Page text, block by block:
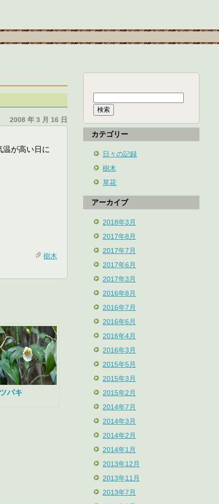
2008 年 3 月 16 日
が高い日に
樹木
バキ
カテゴリー
日々の記録
樹木
草花
アーカイブ
2018年3月
2017年8月
2017年7月
2017年6月
2017年3月
2016年8月
2016年7月
2016年6月
2016年4月
2016年3月
2015年5月
2015年3月
2015年2月
2014年7月
2014年3月
2014年2月
2014年1月
2013年12月
2013年11月
2013年7月